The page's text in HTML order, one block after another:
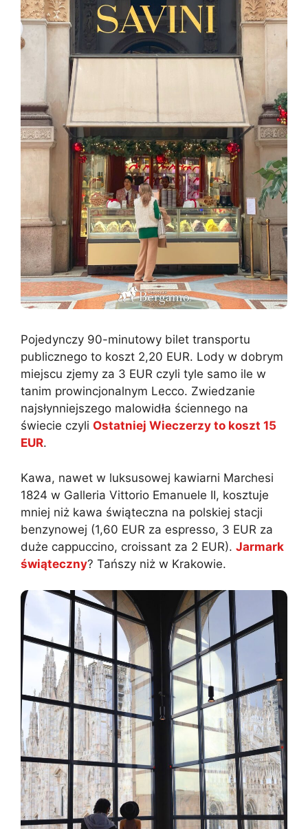
Pojedynczy 90-minutowy bilet transportu
publicznego to koszt 2,20 EUR. Lody w dobrym
miejscu zjemy za 3 EUR czyli tyle samo ile w
tanim prowincjonalnym Lecco. Zwiedzanie
najsłynniejszego malowidła ściennego na
świecie czyli Ostatniej Wieczerzy to koszt 15
EUR.
Kawa, nawet w luksusowej kawiarni Marchesi
1824 w Galleria Vittorio Emanuele II, kosztuje
mniej niż kawa świąteczna na polskiej stacji
benzynowej (1,60 EUR za espresso, 3 EUR za
duże cappuccino, croissant za 2 EUR). Jarmark
świąteczny? Tańszy niż w Krakowie.